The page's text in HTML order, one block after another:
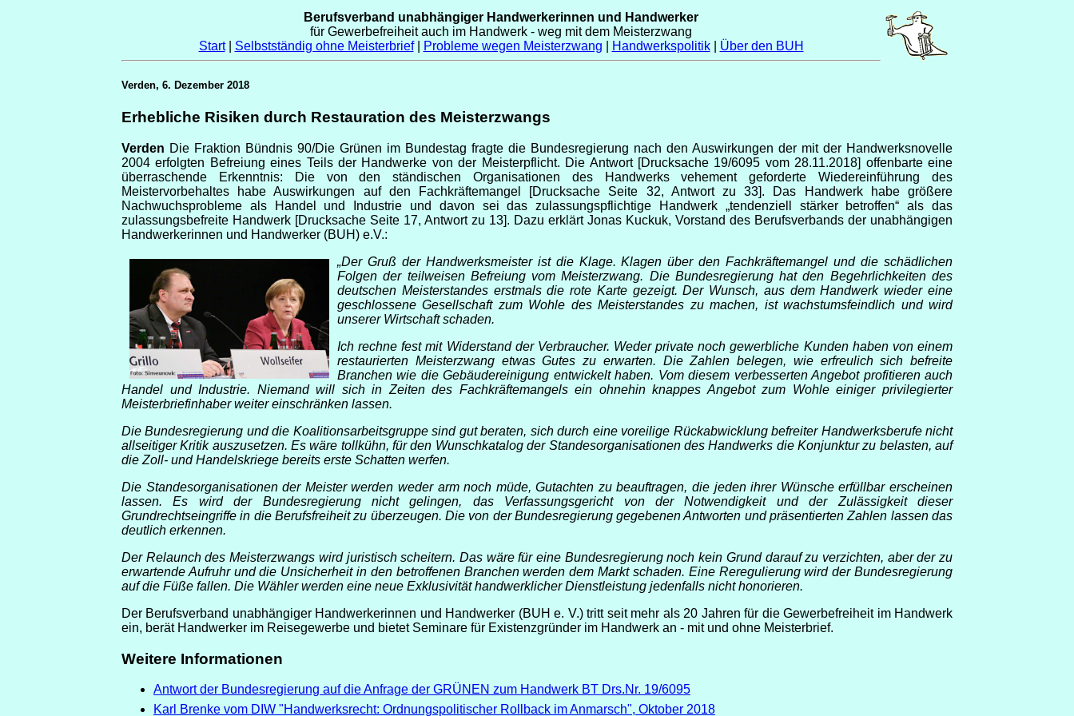
Berufsverband unabhängiger Handwerkerinnen und Handwerker
für Gewerbefreiheit auch im Handwerk - weg mit dem Meisterzwang
Start| Selbstständig ohne Meisterbrief| Probleme wegen Meisterzwang Handwerkspolitik| Über den BUH
Verden, 6. Dezember 2018
Erhebliche Risiken durch Restauration des Meisterzwangs
Verden Die Fraktion Bündnis 90/Die Grünen im Bundestag fragte die Bundesregierung nach den Auswirkungen der mit der Handwerksnovelle
2004 erfolgten Befreiung eines Teils der Handwerke von der Meisterpflicht. Die Antwort [Drucksache 19/6095 vom 28.11.2018] offenbarte eine
überraschende Erkenntnis: Die von den ständischen Organisationen des Handwerks vehement geforderte Wiedereinführung des
Meistervorbehaltes habe Auswirkungen auf den Fachkräftemangel [Drucksache Seite 32, Antwort zu 33]. Das Handwerk habe größere
Nachwuchsprobleme als Handel und Industrie und davon sei das zulassungspflichtige Handwerk „tendenziell stärker betroffen“ als das
zulassungsbefreite Handwerk [Drucksache Seite 17, Antwort zu 13]. Dazu erklärt Jonas Kuckuk, Vorstand des Berufsverbands der unabhängigen
Handwerkerinnen und Handwerker (BUH) e.V.:
„Der Gruß der Handwerksmeister ist die Klage. Klagen über den Fachkräftemangel und die schädlichen
Folgen der teilweisen Befreiung vom Meisterzwang. Die Bundesregierung hat den Begehrlichkeiten des
deutschen Meisterstandes erstmals die rote Karte gezeigt. Der Wunsch, aus dem Handwerk wieder eine
geschlossene Gesellschaft zum Wohle des Meisterstandes zu machen, ist wachstumsfeindlich und wird
unserer Wirtschaft schaden.
Ich rechne fest mit Widerstand der Verbraucher. Weder private noch gewerbliche Kunden haben von einem
restaurierten Meisterzwang etwas Gutes zu erwarten. Die Zahlen belegen, wie erfreulich sich befreite
Branchen wie die Gebäudereinigung entwickelt haben. Vom diesem verbesserten Angebot profitieren auch
Handel und Industrie. Niemand will sich in Zeiten des Fachkräftemangels ein ohnehin knappes Angebot zum Wohle einiger privilegierter
Meisterbriefinhaber weiter einschränken lassen.
Die Bundesregierung und die Koalitionsarbeitsgruppe sind gut beraten, sich durch eine voreilige Rückabwicklung befreiter Handwerksberufe nicht
allseitiger Kritik auszusetzen. Es wäre tollkühn, für den Wunschkatalog der Standesorganisationen des Handwerks die Konjunktur zu belasten, auf
die Zoll- und Handelskriege bereits erste Schatten werfen.
Die Standesorganisationen der Meister werden weder arm noch müde, Gutachten zu beauftragen, die jeden ihrer Wünsche erfüllbar erscheinen
lassen. Es wird der Bundesregierung nicht gelingen, das Verfassungsgericht von der Notwendigkeit und der Zulässigkeit dieser
Grundrechtseingriffe in die Berufsfreiheit zu überzeugen. Die von der Bundesregierung gegebenen Antworten und präsentierten Zahlen lassen das
deutlich erkennen.
Der Relaunch des Meisterzwangs wird juristisch scheitern. Das wäre für eine Bundesregierung noch kein Grund darauf zu verzichten, aber der zu
erwartende Aufruhr und die Unsicherheit in den betroffenen Branchen werden dem Markt schaden. Eine Reregulierung wird der Bundesregierung
auf die Füße fallen. Die Wähler werden eine neue Exklusivität handwerklicher Dienstleistung jedenfalls nicht honorieren.
Der Berufsverband unabhängiger Handwerkerinnen und Handwerker (BUH e. V.) tritt seit mehr als 20 Jahren für die Gewerbefreiheit im Handwerk
ein, berät Handwerker im Reisegewerbe und bietet Seminare für Existenzgründer im Handwerk an - mit und ohne Meisterbrief.
Weitere Informationen
Antwort der Bundesregierung auf die Anfrage der GRÜNEN zum Handwerk BT Drs.Nr. 19/6095
Karl Brenke vom DIW "Handwerksrecht: Ordnungspolitischer Roll­back im Anmarsch", Oktober 2018